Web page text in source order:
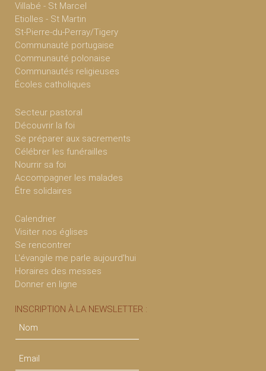
Villabé - St Marcel
Etiolles - St Martin
St-Pierre-du-Perray/Tigery
Communauté portugaise
Communauté polonaise
Communautés religieuses
Écoles catholiques
Secteur pastoral
Découvrir la foi
Se préparer aux sacrements
Célébrer les funérailles
Nourrir sa foi
Accompagner les malades
Être solidaires
Calendrier
Visiter nos églises
Se rencontrer
L'évangile me parle aujourd'hui
Horaires des messes
Donner en ligne
INSCRIPTION À LA NEWSLETTER :